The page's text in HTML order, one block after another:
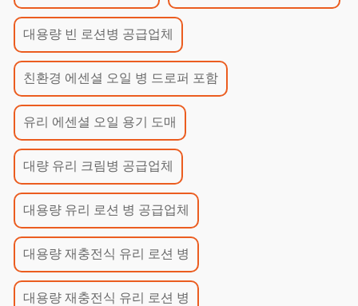
대용량 빈 로션병 공급업체
친환경 에센셜 오일 병 드로퍼 포함
유리 에센셜 오일 용기 도매
대량 유리 크림병 공급업체
대용량 유리 로션 병 공급업체
대용량 재충전식 유리 로션 병
대용량 재충전식 유리 로션 병